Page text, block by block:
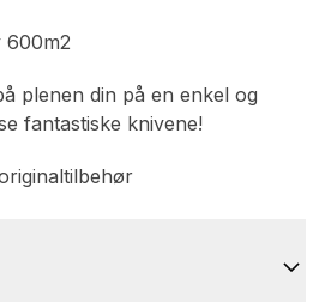
600m2
plenen din på en enkel og
fantastiske knivene!